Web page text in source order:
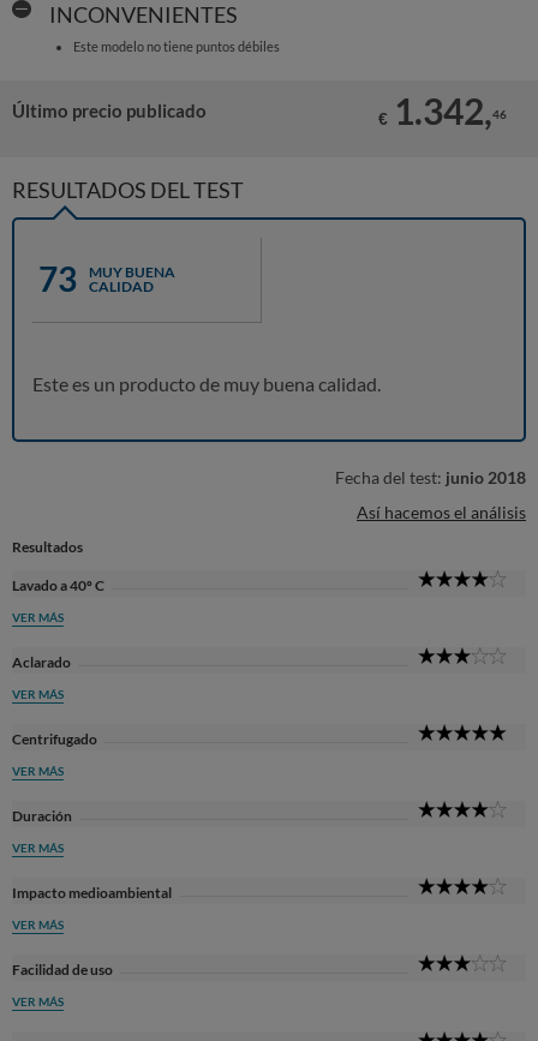
INCONVENIENTES
Este modelo no tiene puntos débiles
Último precio publicado € 1.342,46
RESULTADOS DEL TEST
73
MUY BUENA
CALIDAD
Este es un producto de muy buena calidad.
Fecha del test: junio 2018
Así hacemos el análisis
Resultados
Lavado a 40º C
VER MÁS
Aclarado
VER MÁS
Centrifugado
VER MÁS
Duración
VER MÁS
Impacto medioambiental
VER MÁS
Facilidad de uso
VER MÁS